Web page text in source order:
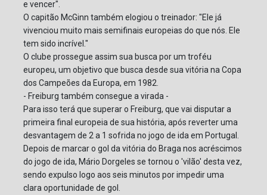
e vencer".
O capitão McGinn também elogiou o treinador: "Ele já
vivenciou muito mais semifinais europeias do que nós. Ele
tem sido incrível."
O clube prossegue assim sua busca por um troféu
europeu, um objetivo que busca desde sua vitória na Copa
dos Campeões da Europa, em 1982.
- Freiburg também consegue a virada -
Para isso terá que superar o Freiburg, que vai disputar a
primeira final europeia de sua história, após reverter uma
desvantagem de 2 a 1 sofrida no jogo de ida em Portugal.
Depois de marcar o gol da vitória do Braga nos acréscimos
do jogo de ida, Mário Dorgeles se tornou o 'vilão' desta vez,
sendo expulso logo aos seis minutos por impedir uma
clara oportunidade de gol.